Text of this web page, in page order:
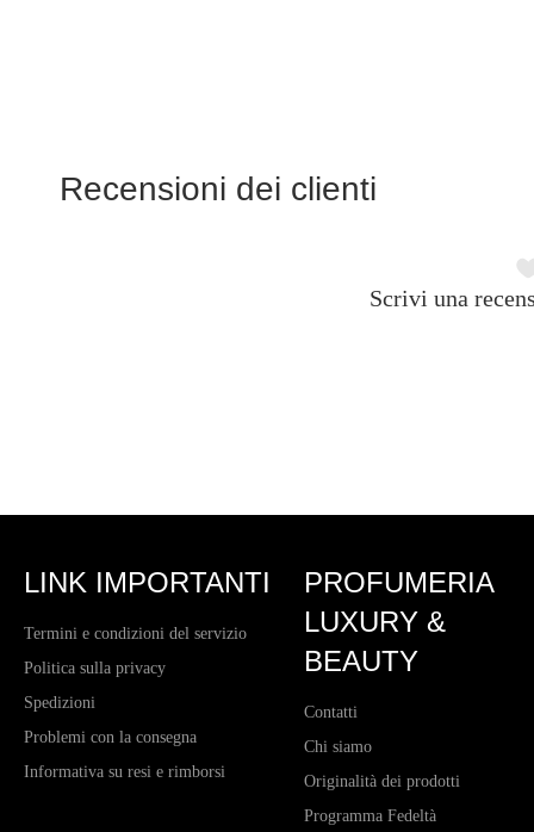
Recensioni dei clienti
Scrivi una
LINK IMPORTANTI
Termini e condizioni del servizio
Politica sulla privacy
Spedizioni
Problemi con la consegna
Informativa su resi e rimborsi
PROFUMERIA
LUXURY &
BEAUTY
Contatti
Chi siamo
Originalità dei prodotti
Programma Fedeltà